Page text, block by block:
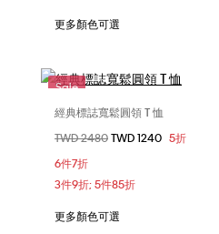
更多顏色可選
Sale
選擇您的尺碼
XXS
XS
經典標誌寬鬆圓領 T 恤
價格扣減從
TWD 2480至
TWD 1240 5折
6件7折
3件9折; 5件85折
更多顏色可選